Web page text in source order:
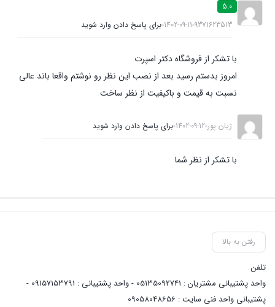
5.0
9371623513
1402-09-11 برای پاسخ دادن وارد شوید
با تشکر از فروشگاه دکتر اسپرت
امروز بدستم رسید بعد از نصب این نظر رو نوشتم واقعا باند عالی
نسبت به قیمت و باکیفیت از نظر ساخت
ژیان پور 1402-09-12 برای پاسخ دادن وارد شوید
با تشکر از نظر شما
رفتن به بالا
تلفن
واحد پشتیبانی مشتریان : 05135092741 - واحد پشتیبانی : 09157153791 -
پشتیبانی واحد فنی سایت : 09058048656